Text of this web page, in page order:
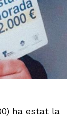
ha estat la